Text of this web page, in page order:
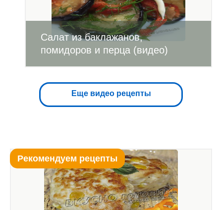
Салат из баклажанов,
помидоров и перца (видео)
Еще видео рецепты
Рекомендуем рецепты